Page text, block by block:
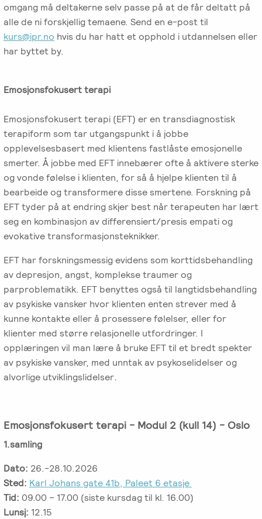
EFST
-
Videreutdanning
for
C
-
Videreutdanning
i
parterapi
Emosjonsfokusert
foreldrekurs
Ofte
spørsmål
om
kurs
og
utdanning
Utleie
Sentralt
Oslo
Salgsbetingelser
Kursbevis
Ofte
spørsmål
Adopsjonsrapport
EFT-
terapeuter
i
Norge
omgang må deltakerne selv passe på at de får deltatt på
alle de ni forskjellig temaene. Send en e-post til
kurs@ipr.no hvis du har hatt et opphold i utdannelsen eller
har byttet by.
Emosjonsfokusert terapi
Emosjonsfokusert terapi (EFT) er en transdiagnostisk
terapiform som tar utgangspunkt i å jobbe
opplevelsesbasert med klientens fastlåste emosjonelle
smerter. Å jobbe med EFT innebærer ofte å aktivere sterke
og vonde følelse i klienten, for så å hjelpe klienten til å
bearbeide og transformere disse smertene. Forskning på
EFT tyder på at endring skjer best når terapeuten har lært
seg en kombinasjon av differensiert/presis empati og
evokative transformasjonsteknikker.
EFT har forskningsmessig evidens som korttidsbehandling
av depresjon, angst, komplekse traumer og
parproblematikk. EFT benyttes også til langtidsbehandling
av psykiske vansker hvor klienten enten strever med å
kunne kontakte eller å prosessere følelser, eller for
klienter med større relasjonelle utfordringer. I
opplæringen vil man lære å bruke EFT til et bredt spekter
av psykiske vansker, med unntak av psykoselidelser og
alvorlige utviklingslidelser.
Emosjonsfokusert terapi - Modul 2 (kull 14) - Oslo
1.samling
Dato: 26.-28.10.2026
Sted: Karl Johans gate 41b, Paleet 6 etasje
Tid: 09.00 – 17.00 (siste kursdag til kl. 16.00)
Lunsj: 12.15